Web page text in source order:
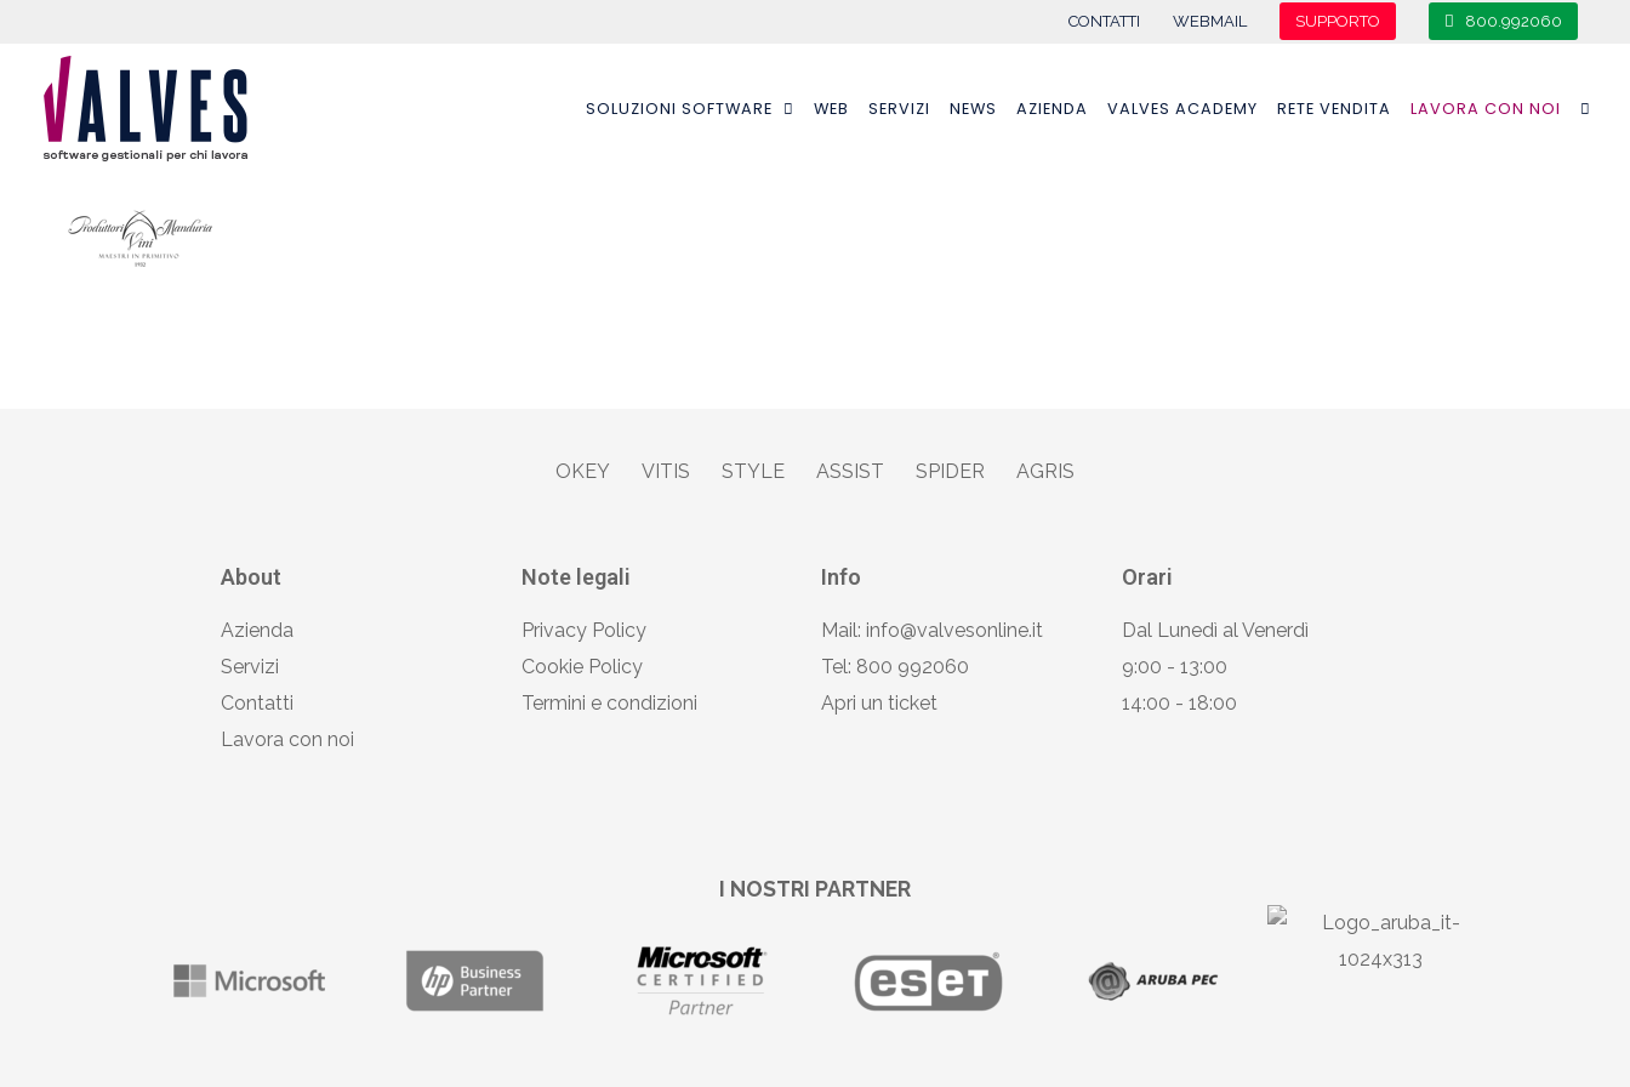
CONTATTI WEBMAIL SUPPORTO 800.992060
SOLUZIONI SOFTWARE WEB SERVIZI NEWS AZIENDA VALVES ACADEMY RETE VENDITA LAVORA CON NOI
OKEY VITIS STYLE ASSIST SPIDER AGRIS
About
Azienda
Servizi
Contatti
Lavora con noi
Note legali
Privacy Policy
Cookie Policy
Termini e condizioni
Info
Mail: info@valvesonline.it
Tel: 800 992060
Apri un ticket
Orari
Dal Lunedì al Venerdì
9:00 - 13:00
14:00 - 18:00
I NOSTRI PARTNER